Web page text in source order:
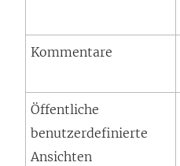
Kommentare
Öffentliche
benutzerdefinierte
Ansichten